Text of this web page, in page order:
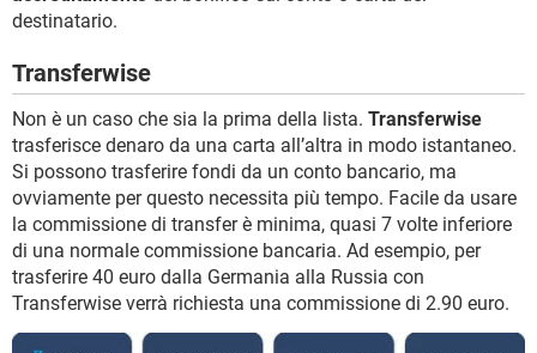
destinatario.
Transferwise
Non è un caso che sia la prima della lista. Transferwise
trasferisce denaro da una carta all’altra in modo istantaneo.
Si possono trasferire fondi da un conto bancario, ma
ovviamente per questo necessita più tempo. Facile da usare
la commissione di transfer è minima, quasi 7 volte inferiore
di una normale commissione bancaria. Ad esempio, per
trasferire 40 euro dalla Germania alla Russia con
Transferwise verrà richiesta una commissione di 2.90 euro.